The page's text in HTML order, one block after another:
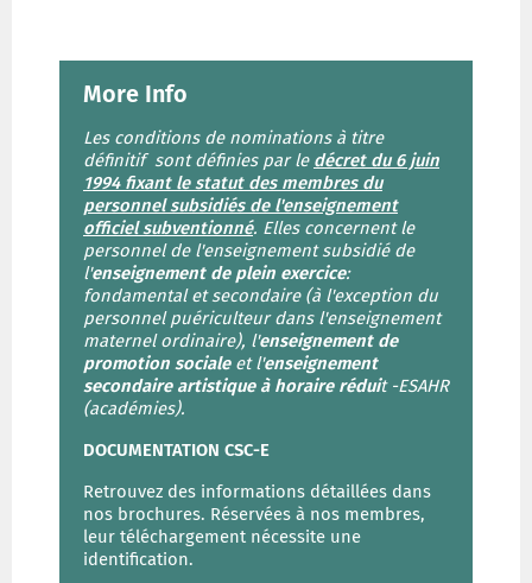
More Info
Les conditions de nominations à titre
définitif sont définies par le décret du 6 juin
1994 fixant le statut des membres du
personnel subsidiés de l'enseignement
officiel subventionné. Elles concernent le
personnel de l'enseignement subsidié de
l'enseignement de plein exercice:
fondamental et secondaire (à l'exception du
personnel puériculteur dans l'enseignement
maternel ordinaire), l'enseignement de
promotion sociale et l'enseignement
secondaire artistique à horaire réduit -ESAHR
(académies).
DOCUMENTATION CSC-E
Retrouvez des informations détaillées dans
nos brochures. Réservées à nos membres,
leur téléchargement nécessite une
identification.